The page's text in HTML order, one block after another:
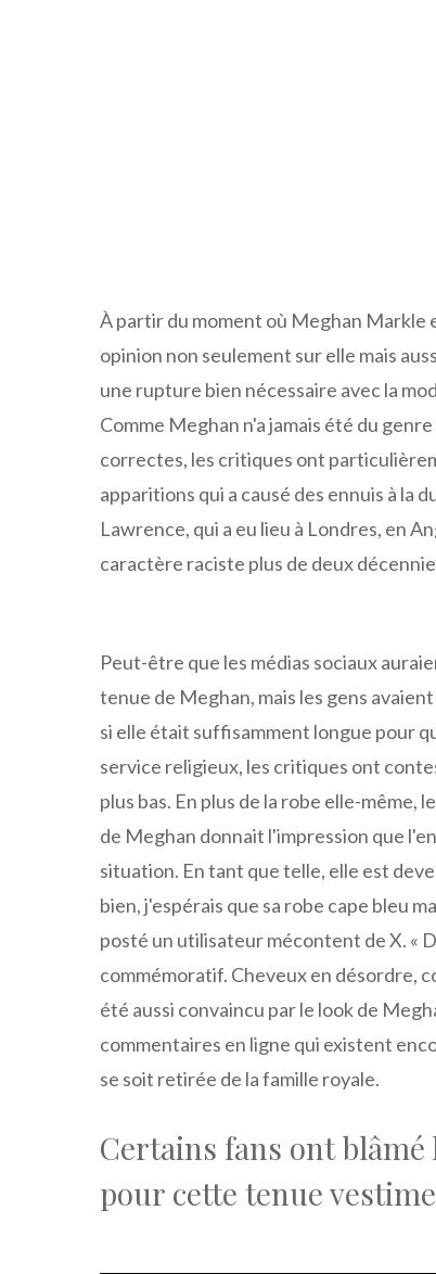
À partir du moment où Meghan Markle
opinion non seulement sur elle mais
une rupture bien nécessaire avec la
Comme Meghan n'a jamais été du
correctes, les critiques ont
apparitions qui a causé des ennuis à la
Lawrence, qui a eu lieu à Londres, en
caractère raciste plus de deux
Peut-être que les médias sociaux
tenue de Meghan, mais les gens
si elle était suffisamment longue pour
service religieux, les critiques ont
plus bas. En plus de la robe elle-
de Meghan donnait l'impression que
situation. En tant que telle, elle est
bien, j'espérais que sa robe cape bleu
posté un utilisateur mécontent de X. «
commémoratif. Cheveux en désordre,
été aussi convaincu par le look de
commentaires en ligne qui existent
se soit retirée de la famille royale.
Certains fans ont
pour cette tenue